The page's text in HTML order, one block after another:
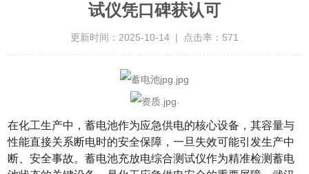
试仪凭口碑获认可
更新时间：2025-10-14 | 点击率：571
.
在化工生产中，蓄电池作为应急供电的核心设备，其容量与
性能直接关系断电时的安全保障，一旦失效可能引发生产中
断、安全事故。蓄电池充放电综合测试仪作为精准检测蓄电